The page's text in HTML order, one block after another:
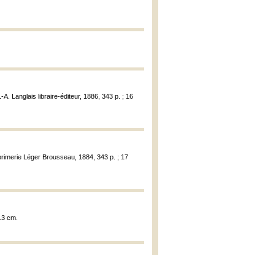
A. Langlais libraire-éditeur, 1886, 343 p. ; 16
Léger Brousseau, 1884, 343 p. ; 17
cm.